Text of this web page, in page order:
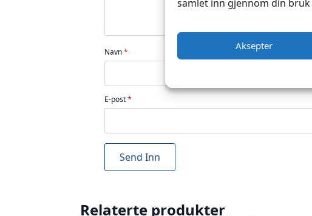
samlet inn gjennom din
Aksepter
Navn*
E-post*
Relaterte produkter